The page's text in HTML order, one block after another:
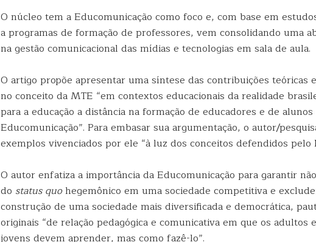
O núcleo tem a Educomunicação como foco e, com base em
a programas de formação de professores, vem consolidando uma
na gestão comunicacional das mídias e tecnologias em sala de aula.
O artigo propõe apresentar uma síntese das contribuições teóricas
no conceito da MTE “em contextos educacionais da realidade
para a educação a distância na formação de educadores e de
Educomunicação”. Para embasar sua argumentação, o autor/
exemplos vivenciados por ele “à luz dos conceitos defendidos pelo
O autor enfatiza a importância da Educomunicação para garantir
do status quohegemônico em uma sociedade competitiva e
construção de uma sociedade mais diversificada e democrática,
originais “de relação pedagógica e comunicativa em que os adultos
jovens devem aprender, mas como fazê-lo”.